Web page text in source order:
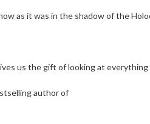
as it was in the shadow of the
us the gift of looking at